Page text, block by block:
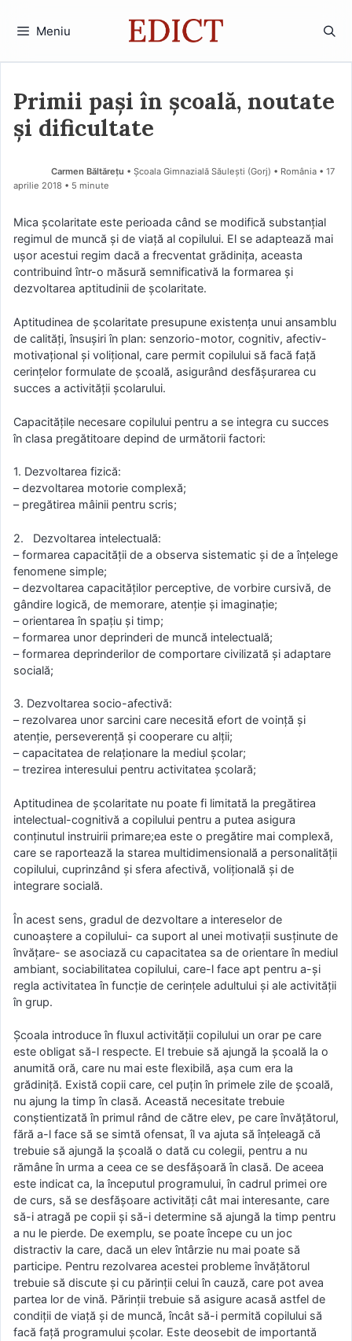
Meniu
Primii pași în școală, noutate
și dificultate
Carmen Băltăreţu • Școala Gimnazială Săulești (Gorj) • România
17
aprilie 2018 • 5 minute
Mica școlaritate este perioada când se modifică substanțial
regimul de muncă și de viață al copilului. El se adaptează mai
ușor acestui regim dacă a frecventat grădinița, aceasta
contribuind într-o măsură semnificativă la formarea și
dezvoltarea aptitudinii de școlaritate.
Aptitudinea de școlaritate presupune existența unui ansamblu
de calități, însușiri în plan: senzorio-motor, cognitiv, afectiv-
motivațional și volițional, care permit copilului să facă față
cerințelor formulate de școală, asigurând desfășurarea cu
succes a activității școlarului.
Capacitățile necesare copilului pentru a se integra cu succes
în clasa pregătitoare depind de următorii factori:
1. Dezvoltarea fizică:
– dezvoltarea motorie complexă;
– pregătirea mâinii pentru scris;
2. Dezvoltarea intelectuală:
– formarea capacității de a observa sistematic și de a înțelege
fenomene simple;
– dezvoltarea capacităților perceptive, de vorbire cursivă, de
gândire logică, de memorare, atenție și imaginație;
– orientarea în spațiu și timp;
– formarea unor deprinderi de muncă intelectuală;
– formarea deprinderilor de comportare civilizată și adaptare
socială;
3. Dezvoltarea socio-afectivă:
– rezolvarea unor sarcini care necesită efort de voință și
atenție, perseverență și cooperare cu alții;
– capacitatea de relaționare la mediul școlar;
– trezirea interesului pentru activitatea școlară;
Aptitudinea de școlaritate nu poate fi limitată la pregătirea
intelectual-cognitivă a copilului pentru a putea asigura
conținutul instruirii primare;ea este o pregătire mai complexă,
care se raportează la starea multidimensională a personalității
copilului, cuprinzând și sfera afectivă, volițională și de
integrare socială.
În acest sens, gradul de dezvoltare a intereselor de
cunoaștere a copilului- ca suport al unei motivații susținute de
învățare- se asociază cu capacitatea sa de orientare în mediul
ambiant, sociabilitatea copilului, care-l face apt pentru a-și
regla activitatea în funcție de cerințele adultului și ale activității
în grup.
Școala introduce în fluxul activității copilului un orar pe care
este obligat să-l respecte. El trebuie să ajungă la școală la o
anumită oră, care nu mai este flexibilă, așa cum era la
grădiniță. Există copii care, cel puțin în primele zile de școală,
nu ajung la timp în clasă. Această necesitate trebuie
conștientizată în primul rând de către elev, pe care învățătorul,
fără a-l face să se simtă ofensat, îl va ajuta să înțeleagă că
trebuie să ajungă la școală o dată cu colegii, pentru a nu
rămâne în urma a ceea ce se desfășoară în clasă. De aceea
este indicat ca, la începutul programului, în cadrul primei ore
de curs, să se desfășoare activități cât mai interesante, care
să-i atragă pe copii și să-i determine să ajungă la timp pentru
a nu le pierde. De exemplu, se poate începe cu un joc
distractiv la care, dacă un elev întârzie nu mai poate să
participe. Pentru rezolvarea acestei probleme învățătorul
trebuie să discute și cu părinții celui în cauză, care pot avea
partea lor de vină. Părinții trebuie să asigure acasă astfel de
condiții de viață și de muncă, încât să-i permită copilului să
facă față programului școlar. Este deosebit de importantă